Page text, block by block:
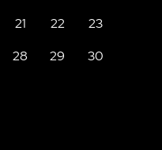
21 22
23
28 29
30